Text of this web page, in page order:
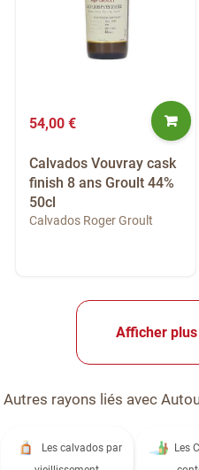
54,00 €
Calvados Vouvray cask
finish 8 ans Groult 44%
50cl
Calvados Roger Groult
Afficher
Autres rayons liés avec
Les calvados par
Les